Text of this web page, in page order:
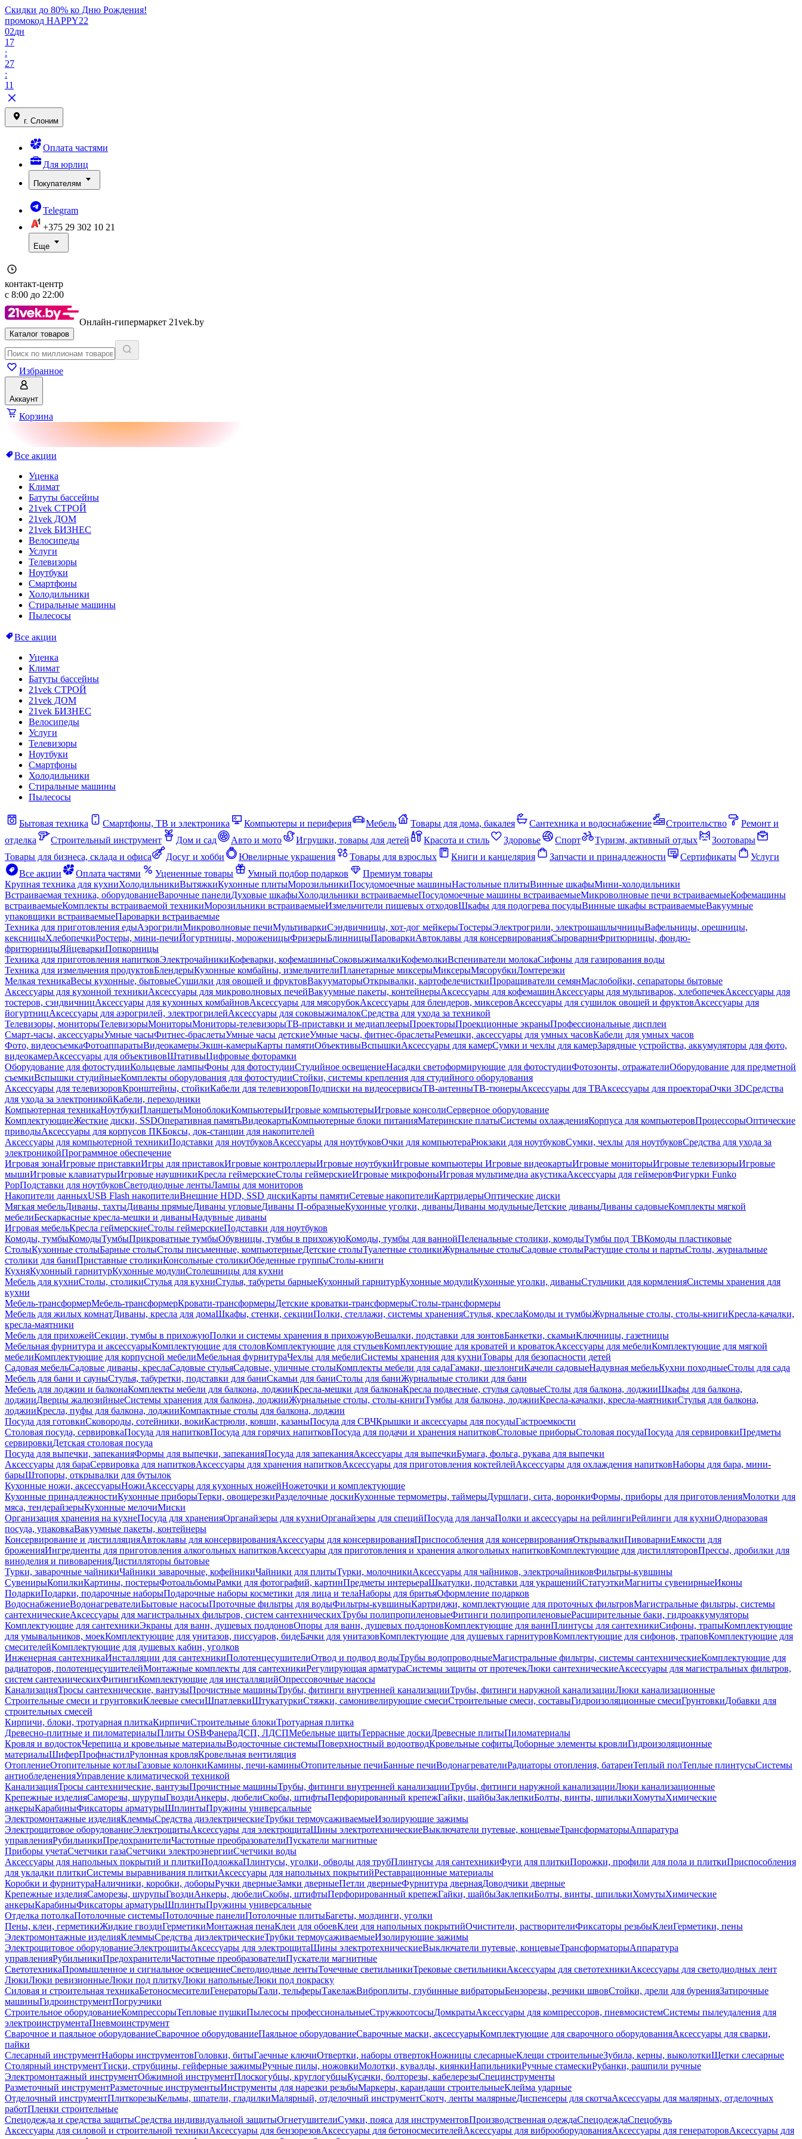
Скидки до 80% ко Дню Рождения!
промокод HAPPY22
02дн
17
:
27
:
11
г. Слоним
Оплата частями
Для юрлиц
Покупателям
Telegram
+375 29 302 10 21
Еще
контакт-центр
с 8:00 до 22:00
Онлайн-гипермаркет 21vek.by
Каталог товаров
Избранное
Аккаунт
Корзина
Все акции
Уценка
Климат
Батуты бассейны
21vek СТРОЙ
21vek ДОМ
21vek БИЗНЕС
Велосипеды
Услуги
Телевизоры
Ноутбуки
Смартфоны
Холодильники
Стиральные машины
Пылесосы
Все акции
Уценка
Климат
Батуты бассейны
21vek СТРОЙ
21vek ДОМ
21vek БИЗНЕС
Велосипеды
Услуги
Телевизоры
Ноутбуки
Смартфоны
Холодильники
Стиральные машины
Пылесосы
Бытовая техника Смартфоны, ТВ и электроника Компьютеры и периферия Мебель Товары для дома, бакалея Сантехника и водоснабжение Строительство
Ремонт и
отделка
Строительный инструмент Дом и сад Авто и мото Игрушки, товары для детей Красота и стиль Здоровье Спорт Туризм, активный отдых
Зоотовары
Товары для бизнеса, склада и офиса
Досуг и хобби Ювелирные украшения Товары для взрослых Книги и канцелярия Запчасти и принадлежности Сертификаты
Услуги
Все акции
Оплата частями Уцененные товары Умный подбор подарков
Премиум товары
Крупная техника для кухниХолодильникиВытяжкиКухонные плитыМорозильникиПосудомоечные машиныНастольные плитыВинные шкафыМини-холодильники
Встраиваемая техника, оборудованиеВарочные панелиДуховые шкафыХолодильники встраиваемыеПосудомоечные машины встраиваемыеМикроволновые печи встраиваемыеКофемашины
встраиваемыеКомплекты встраиваемой техникиМорозильники встраиваемыеИзмельчители пищевых отходовШкафы для подогрева посудыВинные шкафы встраиваемыеВакуумные
упаковщики встраиваемыеПароварки встраиваемые
Техника для приготовления едыАэрогрилиМикроволновые печиМультиваркиСэндвичницы, хот-дог мейкерыТостерыЭлектрогрили, электрошашлычницыВафельницы, орешницы,
кексницыХлебопечкиРостеры, мини-печиЙогуртницы, мороженицыФризерыБлинницыПароваркиАвтоклавы для консервированияСыроварниФритюрницы, фондю-
фритюрницыЯйцеваркиПопкорницы
Техника для приготовления напитковЭлектрочайникиКофеварки, кофемашиныСоковыжималкиКофемолкиВспениватели молокаСифоны для газирования воды
Техника для измельчения продуктовБлендерыКухонные комбайны, измельчителиПланетарные миксерыМиксерыМясорубкиЛомтерезки
Мелкая техникаВесы кухонные, бытовыеСушилки для овощей и фруктовВакууматорыОткрывалки, картофелечисткиПроращиватели семянМаслобойки, сепараторы бытовые
Аксессуары для кухонной техникиАксессуары для микроволновых печейВакуумные пакеты, контейнерыАксессуары для кофемашинАксессуары для мультиварок, хлебопечекАксессуары для
тостеров, сэндвичницАксессуары для кухонных комбайновАксессуары для мясорубокАксессуары для блендеров, миксеровАксессуары для сушилок овощей и фруктовАксессуары для
йогуртницАксессуары для аэрогрилей, электрогрилейАксессуары для соковыжималокСредства для ухода за техникой
Телевизоры, мониторыТелевизорыМониторыМониторы-телевизорыТВ-приставки и медиаплеерыПроекторыПроекционные экраныПрофессиональные дисплеи
Смарт-часы, аксессуарыУмные часыФитнес-браслетыУмные часы детскиеУмные часы, фитнес-браслетыРемешки, аксессуары для умных часовКабели для умных часов
Фото, видеосъемкаФотоаппаратыВидеокамерыЭкшн-камерыКарты памятиОбъективыВспышкиАксессуары для камерСумки и чехлы для камерЗарядные устройства, аккумуляторы для фото,
видеокамерАксессуары для объективовШтативыЦифровые фоторамки
Оборудование для фотостудииКольцевые лампыФоны для фотостудииСтудийное освещениеНасадки светоформирующие для фотостудииФотозонты, отражателиОборудование для предметной
съемкиВспышки студийныеКомплекты оборудования для фотостудииСтойки, системы крепления для студийного оборудования
Аксессуары для телевизоровКронштейны, стойкиКабели для телевизоровПодписки на видеосервисыТВ-антенныТВ-тюнерыАксессуары для ТВАксессуары для проектораОчки 3DСредства
для ухода за электроникойКабели, переходники
Компьютерная техникаНоутбукиПланшетыМоноблокиКомпьютерыИгровые компьютерыИгровые консолиСерверное оборудование
КомплектующиеЖесткие диски, SSDОперативная памятьВидеокартыКомпьютерные блоки питанияМатеринские платыСистемы охлажденияКорпуса для компьютеровПроцессорыОптические
приводыАксессуары для корпусов ПКБоксы, док-станции для накопителей
Аксессуары для компьютерной техникиПодставки для ноутбуковАксессуары для ноутбуковОчки для компьютераРюкзаки для ноутбуковСумки, чехлы для ноутбуковСредства для ухода за
электроникойПрограммное обеспечение
Игровая зонаИгровые приставкиИгры для приставокИгровые контроллерыИгровые ноутбукиИгровые компьютеры Игровые видеокартыИгровые мониторыИгровые телевизорыИгровые
мышиИгровые клавиатурыИгровые наушникиКресла геймерскиеСтолы геймерскиеИгровые микрофоныИгровая мультимедиа акустикаАксессуары для геймеровФигурки Funko
PopПодставки для ноутбуковСветодиодные лентыЛампы для мониторов
Накопители данныхUSB Flash накопителиВнешние HDD, SSD дискиКарты памятиСетевые накопителиКартридерыОптические диски
Мягкая мебельДиваны, тахтыДиваны прямыеДиваны угловыеДиваны П-образныеКухонные уголки, диваныДиваны модульныеДетские диваныДиваны садовыеКомплекты мягкой
мебелиБескаркасные кресла-мешки и диваныНадувные диваны
Игровая мебельКресла геймерскиеСтолы геймерскиеПодставки для ноутбуков
Комоды, тумбыКомодыТумбыПрикроватные тумбыОбувницы, тумбы в прихожуюКомоды, тумбы для ваннойПеленальные столики, комодыТумбы под ТВКомоды пластиковые
СтолыКухонные столыБарные столыСтолы письменные, компьютерныеДетские столыТуалетные столикиЖурнальные столыСадовые столыРастущие столы и партыСтолы, журнальные
столики для баниПриставные столикиКонсольные столикиОбеденные группыСтолы-книги
КухняКухонный гарнитурКухонные модулиСтолешницы для кухни
Мебель для кухниСтолы, столикиСтулья для кухниСтулья, табуреты барныеКухонный гарнитурКухонные модулиКухонные уголки, диваныСтульчики для кормленияСистемы хранения для
кухни
Мебель-трансформерМебель-трансформерКровати-трансформерыДетские кроватки-трансформерыСтолы-трансформеры
Мебель для жилых комнатДиваны, кресла для домаШкафы, стенки, секцииПолки, стеллажи, системы храненияСтулья, креслаКомоды и тумбыЖурнальные столы, столы-книгиКресла-качалки,
кресла-маятники
Мебель для прихожейСекции, тумбы в прихожуюПолки и системы хранения в прихожуюВешалки, подставки для зонтовБанкетки, скамьиКлючницы, газетницы
Мебельная фурнитура и аксессуарыКомплектующие для столовКомплектующие для стульевКомплектующие для кроватей и кроватокАксессуары для мебелиКомплектующие для мягкой
мебелиКомплектующие для корпусной мебелиМебельная фурнитураЧехлы для мебелиСистемы хранения для кухниТовары для безопасности детей
Садовая мебельСадовые диваны, креслаСадовые стульяСадовые, уличные столыКомплекты мебели для садаГамаки, шезлонгиКачели садовыеНадувная мебельКухни походныеСтолы для сада
Мебель для бани и сауныСтулья, табуретки, подставки для баниСкамьи для баниСтолы для баниЖурнальные столики для бани
Мебель для лоджии и балконаКомплекты мебели для балкона, лоджииКресла-мешки для балконаКресла подвесные, стулья садовыеСтолы для балкона, лоджииШкафы для балкона,
лоджииДверцы жалюзийныеСистемы хранения для балкона, лоджииЖурнальные столы, столы-книгиТумбы для балкона, лоджииКресла-качалки, кресла-маятникиСтулья для балкона,
лоджииКресла, пуфы для балкона, лоджииКомпактные столы для балкона, лоджии
Посуда для готовкиСковороды, сотейники, вокиКастрюли, ковши, казаныПосуда для СВЧКрышки и аксессуары для посудыГастроемкости
Столовая посуда, сервировкаПосуда для напитковПосуда для горячих напитковПосуда для подачи и хранения напитковСтоловые приборыСтоловая посудаПосуда для сервировкиПредметы
сервировкиДетская столовая посуда
Посуда для выпечки, запеканияФормы для выпечки, запеканияПосуда для запеканияАксессуары для выпечкиБумага, фольга, рукава для выпечки
Аксессуары для бараСервировка для напитковАксессуары для хранения напитковАксессуары для приготовления коктейлейАксессуары для охлаждения напитковНаборы для бара, мини-
барыШтопоры, открывалки для бутылок
Кухонные ножи, аксессуарыНожиАксессуары для кухонных ножейНожеточки и комплектующие
Кухонные принадлежностиКухонные приборыТерки, овощерезкиРазделочные доскиКухонные термометры, таймерыДуршлаги, сита, воронкиФормы, приборы для приготовленияМолотки для
мяса, тендерайзерыКухонные мелочиМиски
Организация хранения на кухнеПосуда для храненияОрганайзеры для кухниОрганайзеры для специйПосуда для ланчаПолки и аксессуары на рейлингиРейлинги для кухниОдноразовая
посуда, упаковкаВакуумные пакеты, контейнеры
Консервирование и дистилляцияАвтоклавы для консервированияАксессуары для консервированияПриспособления для консервированияОткрывалкиПивоварниЕмкости для
броженияИнгредиенты для приготовления алкогольных напитковАксессуары для приготовления и хранения алкогольных напитковКомплектующие для дистилляторовПрессы, дробилки для
виноделия и пивоваренияДистилляторы бытовые
Турки, заварочные чайникиЧайники заварочные, кофейникиЧайники для плитыТурки, молочникиАксессуары для чайников, электрочайниковФильтры-кувшины
СувенирыКопилкиКартины, постерыФотоальбомыРамки для фотографий, картинПредметы интерьераШкатулки, подставки для украшенийСтатуэткиМагниты сувенирныеИконы
ПодаркиПодарки, подарочные наборыПодарочные наборы косметики для лица и телаНаборы для бритьяОформление подарков
ВодоснабжениеВодонагревателиБытовые насосыПроточные фильтры для водыФильтры-кувшиныКартриджи, комплектующие для проточных фильтровМагистральные фильтры, системы
сантехническиеАксессуары для магистральных фильтров, систем сантехническихТрубы полипропиленовыеФитинги полипропиленовыеРасширительные баки, гидроаккумуляторы
Комплектующие для сантехникиЭкраны для ванн, душевых поддоновОпоры для ванн, душевых поддоновКомплектующие для ваннПлинтусы для сантехникиСифоны, трапыКомплектующие
для умывальников, моекКомплектующие для унитазов, писсуаров, бидеБачки для унитазовКомплектующие для душевых гарнитуровКомплектующие для сифонов, траповКомплектующие для
смесителейКомплектующие для душевых кабин, уголков
Инженерная сантехникаИнсталляции для сантехникиПолотенцесушителиОтвод и подвод водыТрубы водопроводныеМагистральные фильтры, системы сантехническиеКомплектующие для
радиаторов, полотенцесушителейМонтажные комплекты для сантехникиРегулирующая арматураСистемы защиты от протечекЛюки сантехническиеАксессуары для магистральных фильтров,
систем сантехническихФитингиКомплектующие для инсталляцийОпрессовочные насосы
КанализацияТросы сантехнические, вантузыПрочистные машиныТрубы, фитинги внутренней канализацииТрубы, фитинги наружной канализацииЛюки канализационные
Строительные смеси и грунтовкиКлеевые смесиШпатлевкиШтукатуркиСтяжки, самонивелирующие смесиСтроительные смеси, составыГидроизоляционные смесиГрунтовкиДобавки для
строительных смесей
Кирпичи, блоки, тротуарная плиткаКирпичиСтроительные блокиТротуарная плитка
Древесно-плитные и пиломатериалыПлиты OSBФанераДСП, ЛДСПМебельные щитыТеррасные доскиДревесные плитыПиломатериалы
Кровля и водостокЧерепица и кровельные материалыВодосточные системыПоверхностный водоотводКровельные софитыДоборные элементы кровлиГидроизоляционные
материалыШиферПрофнастилРулонная кровляКровельная вентиляция
ОтоплениеОтопительные котлыГазовые колонкиКамины, печи-каминыОтопительные печиБанные печиВодонагревателиРадиаторы отопления, батареиТеплый полТеплые плинтусыСистемы
антиобледененияУправление климатической техникой
КанализацияТросы сантехнические, вантузыПрочистные машиныТрубы, фитинги внутренней канализацииТрубы, фитинги наружной канализацииЛюки канализационные
Крепежные изделияСаморезы, шурупыГвоздиАнкеры, дюбелиСкобы, штифтыПерфорированный крепежГайки, шайбыЗаклепкиБолты, винты, шпилькиХомутыХимические
анкерыКарабиныФиксаторы арматурыШплинтыПружины универсальные
Электромонтажные изделияКлеммыСредства диэлектрическиеТрубки термоусаживаемыеИзолирующие зажимы
Электрощитовое оборудованиеЭлектрощитыАксессуары для электрощитаШины электротехническиеВыключатели путевые, концевыеТрансформаторыАппаратура
управленияРубильникиПредохранителиЧастотные преобразователиПускатели магнитные
Приборы учетаСчетчики газаСчетчики электроэнергииСчетчики воды
Аксессуары для напольных покрытий и плиткиПодложкаПлинтусы, уголки, обводы для трубПлинтусы для сантехникиФуги для плиткиПорожки, профили для пола и плиткиПриспособления
для укладки плиткиСистемы выравнивания плиткиАксессуары для напольных покрытийРеставрационные материалы
Коробки и фурнитураНаличники, коробки, доборыРучки дверныеЗамки дверныеПетли дверныеФурнитура двернаяДоводчики дверные
Крепежные изделияСаморезы, шурупыГвоздиАнкеры, дюбелиСкобы, штифтыПерфорированный крепежГайки, шайбыЗаклепкиБолты, винты, шпилькиХомутыХимические
анкерыКарабиныФиксаторы арматурыШплинтыПружины универсальные
Отделка потолкаПотолочные системыПотолочные панелиПотолочные плитыБагеты, молдинги, уголки
Пены, клеи, герметикиЖидкие гвоздиГерметикиМонтажная пенаКлеи для обоевКлеи для напольных покрытийОчистители, растворителиФиксаторы резьбыКлеиГерметики, пены
Электромонтажные изделияКлеммыСредства диэлектрическиеТрубки термоусаживаемыеИзолирующие зажимы
Электрощитовое оборудованиеЭлектрощитыАксессуары для электрощитаШины электротехническиеВыключатели путевые, концевыеТрансформаторыАппаратура
управленияРубильникиПредохранителиЧастотные преобразователиПускатели магнитные
СветотехникаПромышленное и сигнальное освещениеСветодиодные лентыТочечные светильникиТрековые светильникиАксессуары для светотехникиАксессуары для светодиодных лент
ЛюкиЛюки ревизионныеЛюки под плиткуЛюки напольныеЛюки под покраску
Силовая и строительная техникаБетоносмесителиГенераторыТали, тельферыТакелажВиброплиты, глубинные вибраторыБензорезы, резчики швовСтойки, дрели для буренияЗатирочные
машиныГидроинструментПогрузчики
Строительное оборудованиеКомпрессорыТепловые пушкиПылесосы профессиональныеСтружкоотсосыДомкратыАксессуары для компрессоров, пневмосистемСистемы пылеудаления для
электроинструментаПневмоинструмент
Сварочное и паяльное оборудованиеСварочное оборудованиеПаяльное оборудованиеСварочные маски, аксессуарыКомплектующие для сварочного оборудованияАксессуары для сварки,
пайки
Слесарный инструментНаборы инструментовГоловки, битыГаечные ключиОтвертки, наборы отвертокНожницы слесарныеКлещи строительныеЗубила, керны, выколоткиЩетки слесарные
Столярный инструментТиски, струбцины, гейферные зажимыРучные пилы, ножовкиМолотки, кувалды, киянкиНапильникиРучные стамескиРубанки, рашпили ручные
Электромонтажный инструментОбжимной инструментПлоскогубцы, круглогубцыКусачки, болторезы, кабелерезыСпецинструменты
Разметочный инструментРазметочные инструментыИнструменты для нарезки резьбыМаркеры, карандаши строительныеКлейма ударные
Отделочный инструментПлиткорезыКельмы, шпатели, гладилкиМалярный, отделочный инструментСкотч, ленты малярныеДиспенсеры для скотчаАксессуары для малярных, отделочных
работПленки строительные
Спецодежда и средства защитыСредства индивидуальной защитыОгнетушителиСумки, пояса для инструментовПроизводственная одеждаСпецодеждаСпецобувь
Аксессуары для силовой и строительной техникиАксессуары для бензорезовАксессуары для бетоносмесителейАксессуары для виброоборудованияАксессуары для генераторовАксессуары для